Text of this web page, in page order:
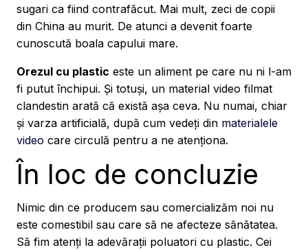
sugari ca fiind contrafăcut. Mai mult, zeci de copii
din China au murit. De atunci a devenit foarte
cunoscută boala capului mare.
Orezul cu plastic este un aliment pe care nu ni l-am
fi putut închipui. Și totuși, un material video filmat
clandestin arată că există așa ceva. Nu numai, chiar
și varza artificială, după cum vedeți din materialele
video care circulă pentru a ne atenționa.
În loc de concluzie
Nimic din ce producem sau comercializăm noi nu
este comestibil sau care să ne afecteze sănătatea.
Să fim atenți la adevărații poluatori cu plastic. Cei